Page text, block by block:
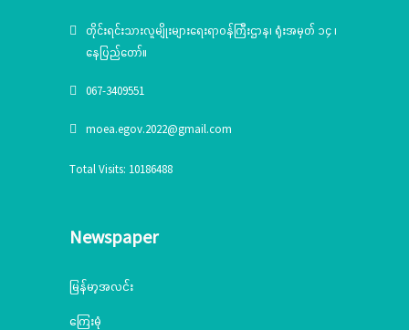
တိုင်းရင်းသားလူမျိုးများရေးရာဝန်ကြီးဌာန၊ ရုံးအမှတ် ၁၄ ၊
နေပြည်တော်။
067-3409551
moea.egov.2022@gmail.com
Total Visits: 10186488
Newspaper
မြန်မာ့အလင်း
ကြေးမုံ